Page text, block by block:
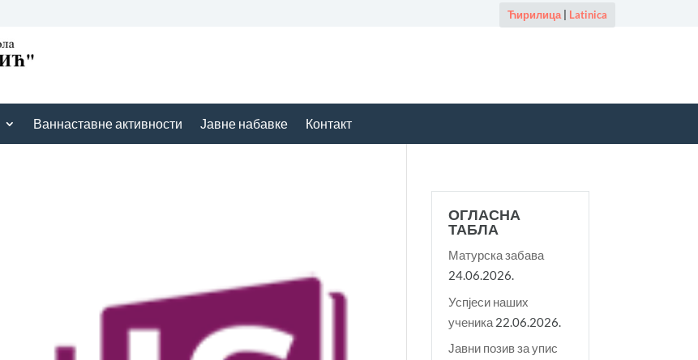
Ћирилица| Latinica
Ваннаставне активности Јавне набавке Контакт
ОГЛАСНА
ТАБЛА
Матурска забава
24.06.2026.
Успјеси наших
ученика 22.06.2026.
Јавни позив за упис